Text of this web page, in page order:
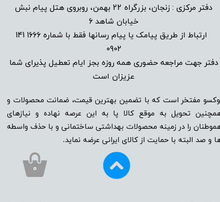
دفتر مرکزی : زنجان، بزرگراه 22 بهمن، روبروی هتل پیام نبش
خیابان شاهد 6
ارتباط از طریق پیامک یا پیام رسانها فقط با شماره
1666 141
0902
دفتر جهت مراجعه حضوری همه روزه بجز ایام تعطیل پذیرای شما
عزیزان است​​​​​​​
مفتخر است که با تضمین بهترین قیمت، ضمانت محصولات و
تحویل به موقع کالا پا به این عرصه نهاده و نیاز‌‌‌‌‌‌‌‌های
را در زمینه‌‌‌ محصولات بهداشتی ساختمانی و با حذف واسطه
و صد البته با حمایت از کالای ایرانی عرضه نماید.
۰